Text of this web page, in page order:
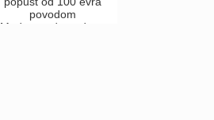
povodom
Međunarodnog dana